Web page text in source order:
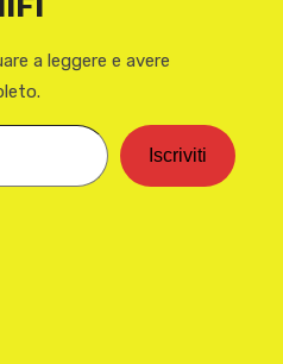
a leggere e avere
Iscriviti